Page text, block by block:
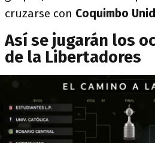
cruzarse con Coquimbo
Así se jugarán los
de la Libertadores